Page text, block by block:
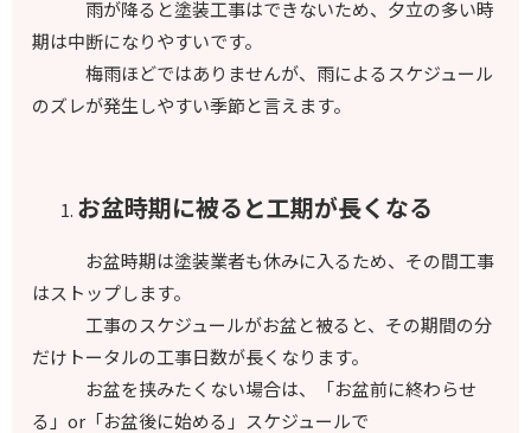
雨が降ると塗装工事はできないため、夕立の多い時
期は中断になりやすいです。
梅雨ほどではありませんが、雨によるスケジュール
のズレが発生しやすい季節と言えます。
お盆時期に被ると工期が長くなる
お盆時期は塗装業者も休みに入るため、その間工事
はストップします。
工事のスケジュールがお盆と被ると、その期間の分
だけトータルの工事日数が長くなります。
お盆を挟みたくない場合は、「お盆前に終わらせ
る」or「お盆後に始める」スケジュールで